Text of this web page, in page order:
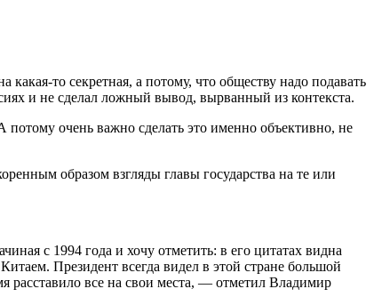
то секретная, а потому, что обществу надо подавать
и не сделал ложный вывод, вырванный из контекста.
очень важно сделать это именно объективно, не
образом взгляды главы государства на те или
с 1994 года и хочу отметить: в его цитатах видна
Президент всегда видел в этой стране большой
расставило все на свои места, — отметил Владимир